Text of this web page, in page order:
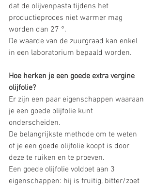
dat de olijvenpasta tijdens het
productieproces niet warmer mag
worden dan 27 °.
De waarde van de zuurgraad kan enkel
in een laboratorium bepaald worden.
Hoe herken je een goede extra vergine
olijfolie?
Er zijn een paar eigenschappen waaraan
je een goede olijfolie kunt
onderscheiden.
De belangrijkste methode om te weten
of je een goede olijfolie koopt is door
deze te ruiken en te proeven.
Een goede olijfolie voldoet aan 3
eigenschappen: hij is fruitig, bitter/zoet